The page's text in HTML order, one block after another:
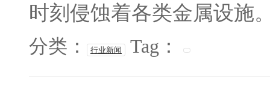
时刻侵蚀着各类金属设施
分类： 行业新闻 Tag：